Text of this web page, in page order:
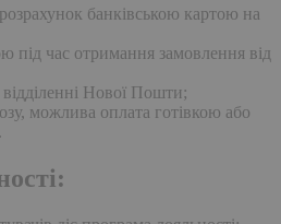
банківською картою на
під час отримання замовлення від
Нової Пошти;
можлива оплата готівкою або